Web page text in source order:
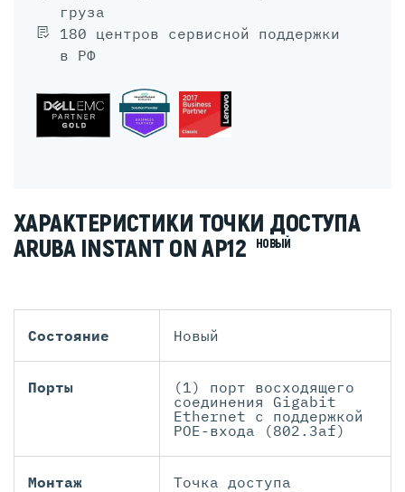
груза
180 центров сервисной поддержки
в РФ
ХАРАКТЕРИСТИКИ ТОЧКИ ДОСТУПА
ARUBA INSTANT ON AP12
НОВЫЙ
Состояние Новый
Порты
(1) порт восходящего
соединения Gigabit
Ethernet с поддержкой
POE-входа (802.3af)
Монтаж
Точка доступа